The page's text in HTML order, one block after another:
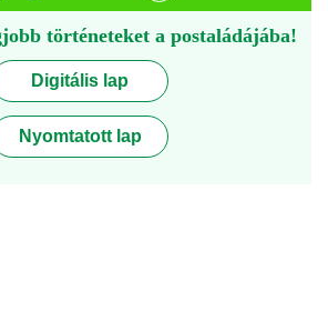
történeteket a postaládájába!
Digitális lap
Nyomtatott lap